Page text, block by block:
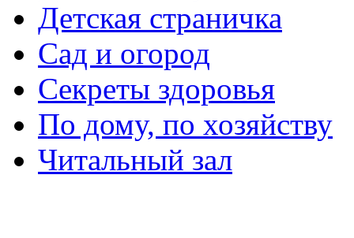
Детская страничка
Сад и огород
Секреты здоровья
По дому, по хозяйству
Читальный зал